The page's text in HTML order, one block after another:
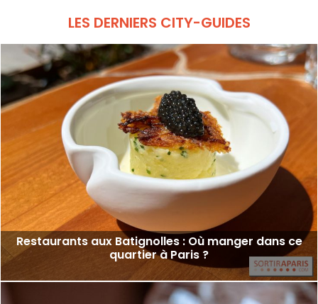
LES DERNIERS CITY-GUIDES
Restaurants aux Batignolles : Où manger dans ce
quartier à Paris ?